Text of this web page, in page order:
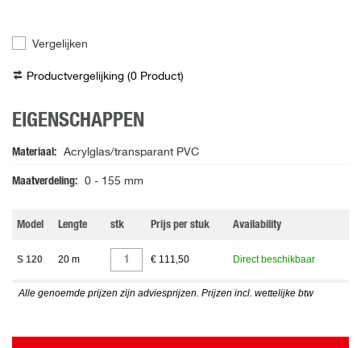
Vergelijken
Productvergelijking (0 Product)
EIGENSCHAPPEN
Materiaal Acrylglas/transparant PVC
Maatverdeling 0 - 155 mm
Model Lengte stk Prijs per stuk Availability
S 120 20 m € 111,50 Direct beschikbaar
Alle genoemde prijzen zijn adviesprijzen. Prijzen incl. wettelijke btw